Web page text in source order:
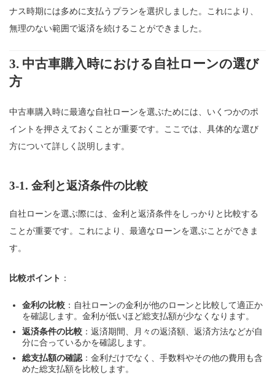
ナス時期には多めに支払うプランを選択しました。これにより、
無理のない範囲で返済を続けることができました。
3. 中古車購入時における自社ローンの選び
方
中古車購入時に最適な自社ローンを選ぶためには、いくつかのポ
イントを押さえておくことが重要です。ここでは、具体的な選び
方について詳しく説明します。
3-1. 金利と返済条件の比較
自社ローンを選ぶ際には、金利と返済条件をしっかりと比較する
ことが重要です。これにより、最適なローンを選ぶことができま
す。
比較ポイント ：
金利の比較 ：自社ローンの金利が他のローンと比較して適正か
を確認します。金利が低いほど総支払額が少なくなります。
返済条件の比較 ：返済期間、月々の返済額、返済方法などが自
分に合っているかを確認します。
総支払額の確認 ：金利だけでなく、手数料やその他の費用も含
めた総支払額を比較します。